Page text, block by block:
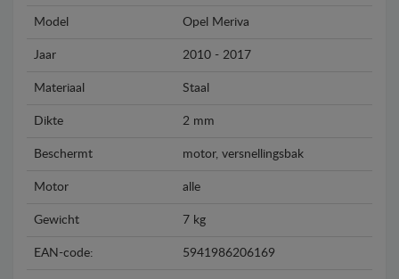
Model Opel Meriva
Jaar 2010 - 2017
Materiaal Staal
Dikte 2 mm
Beschermt motor, versnellingsbak
Motor alle
Gewicht 7 kg
EAN-code: 5941986206169